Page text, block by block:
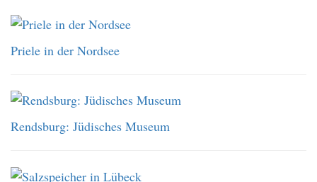
Priele in der Nordsee
Rendsburg: Jüdisches Museum